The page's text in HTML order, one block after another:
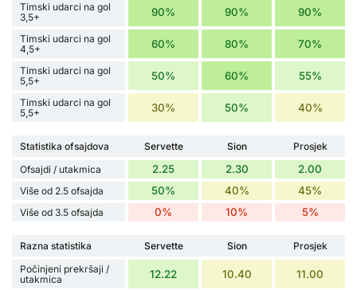
Timski udarci na gol
3,5+
90% 90% 90%
Timski udarci na gol
4,5+
60% 80% 70%
Timski udarci na gol
5,5+
50% 60% 55%
Timski udarci na gol
5,5+
30% 50% 40%
Statistika ofsajdova Servette Sion
Prosjek
Ofsajdi / utakmica
2.25 2.30 2.00
Više od 2.5 ofsajda 50% 40% 45%
Više od 3.5 ofsajda 0% 10% 5%
Razna statistika Servette Sion
Prosjek
Počinjeni prekršaji /
utakmica
12.22 10.40 11.00